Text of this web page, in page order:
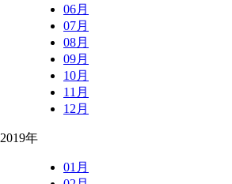
06月
07月
08月
09月
10月
11月
12月
2019年
01月